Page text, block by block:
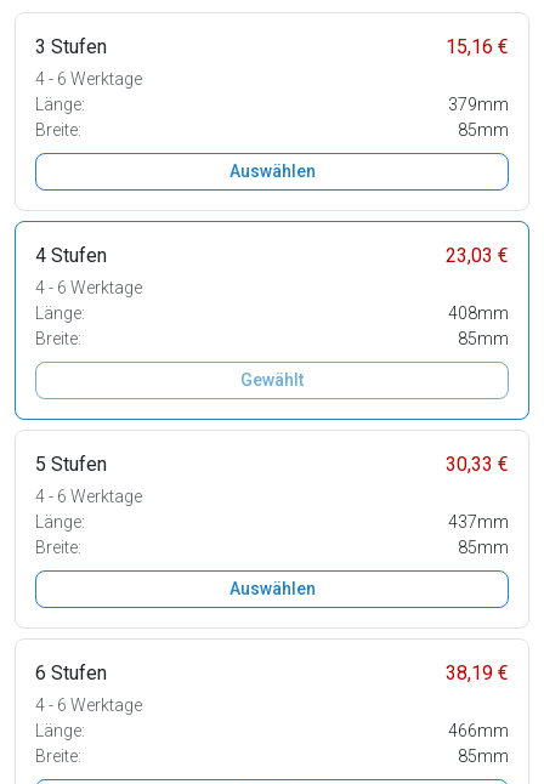
3 Stufen 15,16 €
4 - 6 Werktage
Länge:
379mm
Breite:
85mm
Auswählen
4 Stufen 23,03 €
4 - 6 Werktage
Länge:
408mm
Breite:
85mm
Gewählt
5 Stufen 30,33 €
4 - 6 Werktage
Länge:
437mm
Breite:
85mm
Auswählen
6 Stufen 38,19 €
4 - 6 Werktage
Länge:
466mm
Breite:
85mm